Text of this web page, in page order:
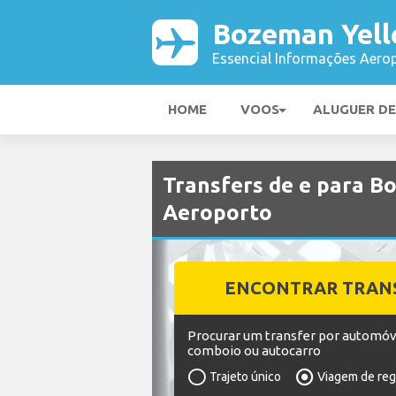
Bozeman
Essencial Informações
HOME VOOS ALUGUER
Transfers de e para
Aeroporto
ENCONTRAR
Procurar um transfer por
comboio ou autocarro
Trajeto único
Viagem de